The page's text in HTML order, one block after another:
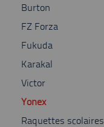
Burton
FZ Forza
Fukuda
Karakal
Victor
Yonex
Raquettes scolaires